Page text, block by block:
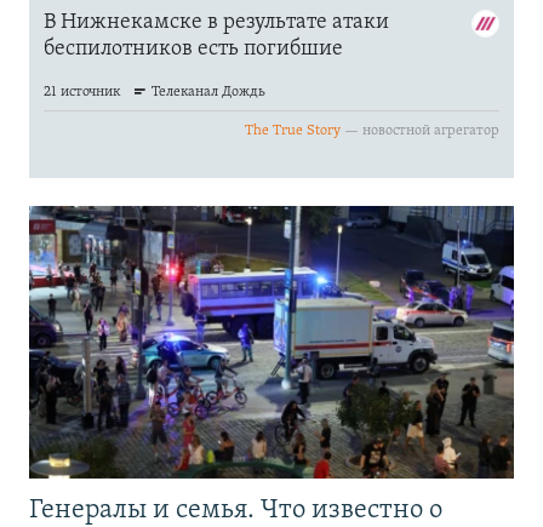
Генералы и семья. Что известно о